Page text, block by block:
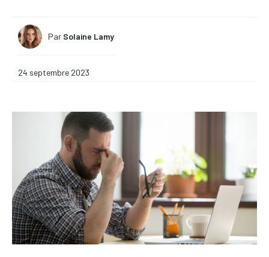
Par Solaine Lamy
24 septembre 2023